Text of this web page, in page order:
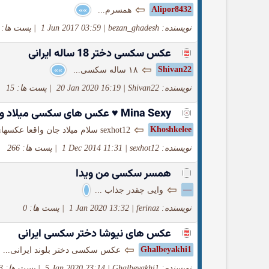
Alipor8432
⇦ همسرم... »»
نویسنده: bezan_ghadesh 1 Jun 2017 03:59 پست ها:
عکس سکسی دختر 18 ساله ایرانی
Shivan22
⇦ ۱۸ ساله سکسی... »»
نویسنده: Shivan22 20 Jan 2020 16:19 پست ها: 15
Mina Sexy ♥ عکس های سکسی میلاد و مینا
Khoshkelee
⇦ sexhot12 سلام میلاد جان واقعا عکسهای شما عالیه مینا جون بدن بسیار سکسی و خوش فرمی داره فداش بشم...
نویسنده: sexhot12 1 Dec 2014 11:31 پست ها: 266
همسر سکسی من ویدا
—
⇦ وایی چقدر جذاب ...
نویسنده: ferinaz 1 Jan 2020 13:32 پست ها: 0
عکس های نیوشا دختر سکسی ایرانی
Ghalbeyakhi1
⇦ عکس سکسی دختر بلوند